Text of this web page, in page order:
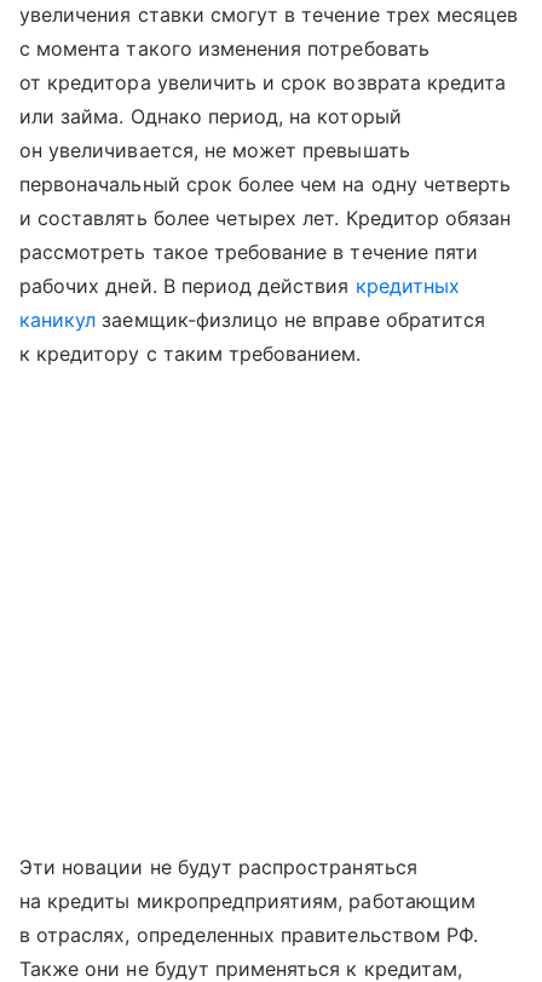
увеличения ставки смогут в течение трех месяцев
с момента такого изменения потребовать
от кредитора увеличить и срок возврата кредита
или займа. Однако период, на который
он увеличивается, не может превышать
первоначальный срок более чем на одну четверть
и составлять более четырех лет. Кредитор обязан
рассмотреть такое требование в течение пяти
рабочих дней. В период действия кредитных
каникул заемщик-физлицо не вправе обратится
к кредитору с таким требованием.
Эти новации не будут распространяться
на кредиты микропредприятиям, работающим
в отраслях, определенных правительством РФ.
Также они не будут применяться к кредитам,